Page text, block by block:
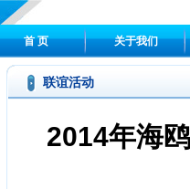
首 页 关于我们
联谊活动
2014年海